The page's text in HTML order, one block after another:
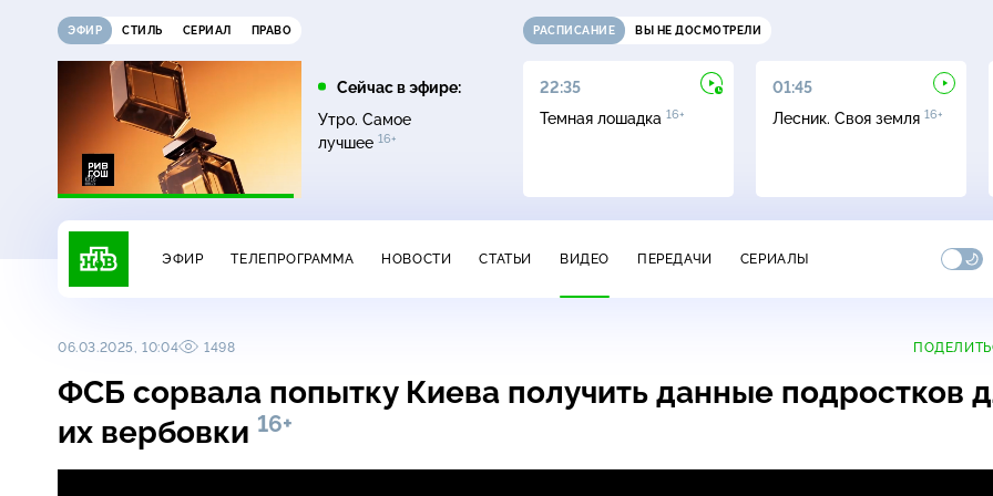
ЭФИР СТИЛЬ СЕРИАЛ ПРАВО
Сейчас в эфире:
Утро. Самое
лучшее 16+
РАСПИСАНИЕ ВЫ НЕ ДОСМОТРЕЛИ
21:15
Сегодня
21:30
Неизвестная Россия
22:35
Темная лошадка 16+
01:45
Лесник. Своя земля 16+
ЭФИР ТЕЛЕПРОГРАММА НОВОСТИ СТАТЬИ ВИДЕО ПЕРЕДАЧИ СЕРИАЛЫ
06.03.2025, 10:04 1498
ФСБ сорвала попытку Киева получить данные подростков
их вербовки 16+